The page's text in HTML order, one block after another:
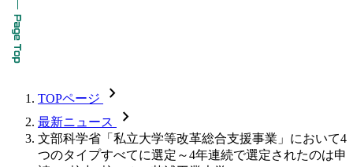
TOPページ chevron_forward
最新ニュース chevron_forward
文部科学省「私立大学等改革総合支援事業」において4
つのタイプすべてに選定～4年連続で選定されたのは申